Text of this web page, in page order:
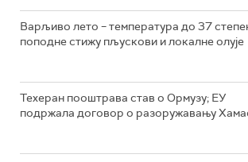
Варљиво лето – температура до 37
поподне стижу пљускови и локалне олује
Техеран пооштрава став о Ормузу; ЕУ
подржала договор о разоружавању